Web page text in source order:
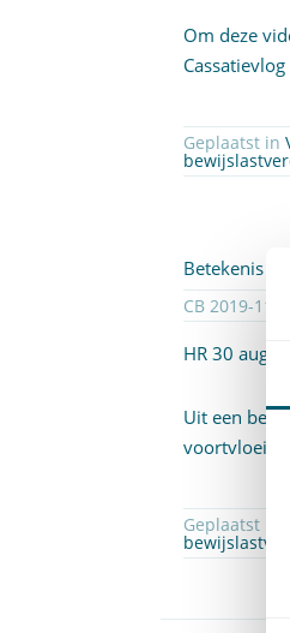
Om deze
Geplaatst in
Betekenis
HR 30
Uit een
Geplaatst in